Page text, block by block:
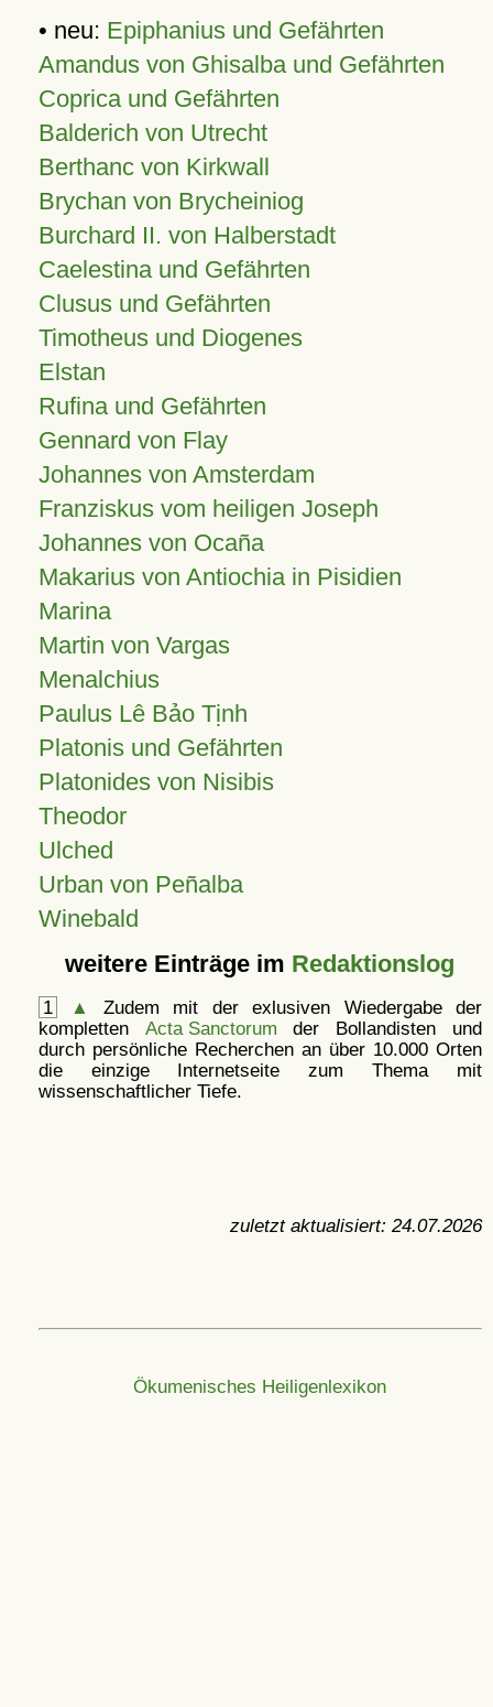
• neu: Epiphanius und Gefährten
Amandus von Ghisalba und Gefährten
Coprica und Gefährten
Balderich von Utrecht
Berthanc von Kirkwall
Brychan von Brycheiniog
Burchard II. von Halberstadt
Caelestina und Gefährten
Clusus und Gefährten
Timotheus und Diogenes
Elstan
Rufina und Gefährten
Gennard von Flay
Johannes von Amsterdam
Franziskus vom heiligen Joseph
Johannes von Ocaña
Makarius von Antiochia in Pisidien
Marina
Martin von Vargas
Menalchius
Paulus Lê Bảo Tịnh
Platonis und Gefährten
Platonides von Nisibis
Theodor
Ulched
Urban von Peñalba
Winebald
weitere Einträge im Redaktionslog
1 ▲
Zudem mit der exlusiven Wiedergabe der
kompletten Acta Sanctorum der Bollandisten und
durch persönliche Recherchen an über 10.000 Orten
die einzige Internetseite zum Thema mit
wissenschaftlicher Tiefe.
zuletzt aktualisiert: 24.07.2026
Ökumenisches Heiligenlexikon